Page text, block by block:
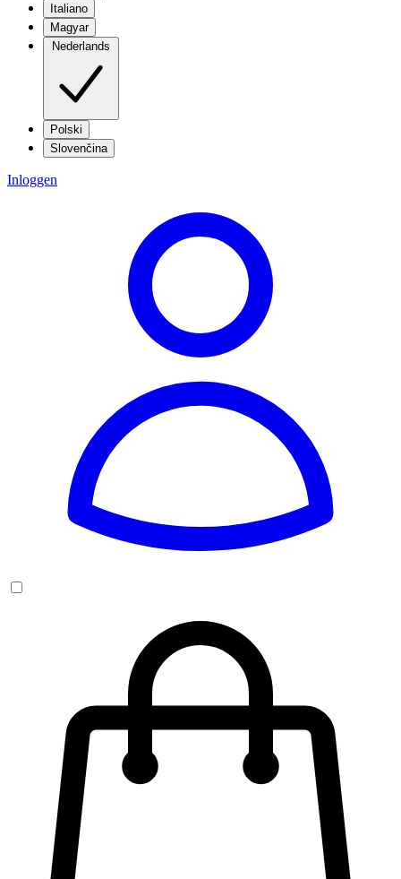
Italiano
Magyar
Nederlands
Polski
Slovenčina
Inloggen